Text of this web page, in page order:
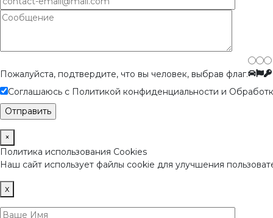
Пожалуйста, подтвердите, что вы человек, выбрав флаг.
Соглашаюсь с Политикой конфиденциальности и
×
Политика использования Cookies
Наш сайт использует файлы cookie для улучшения
x